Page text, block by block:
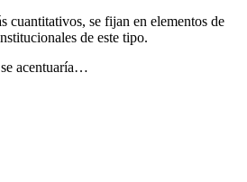
cuantitativos, se fijan en elementos de
de este tipo.
acentuaría…